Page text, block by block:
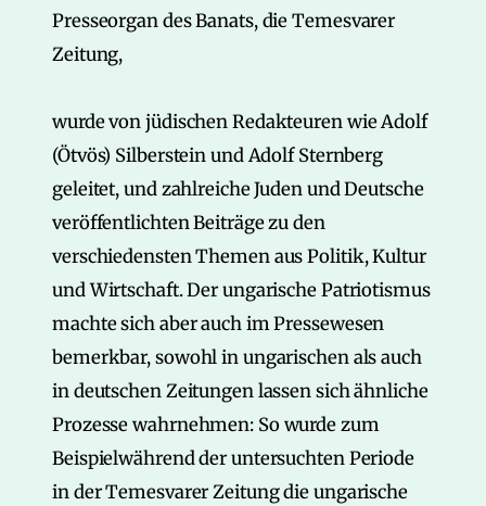
Presseorgan des Banats, die Temesvarer
Zeitung,
wurde von jüdischen Redakteuren wie Adolf
(Ötvös) Silberstein und Adolf Sternberg
geleitet, und zahlreiche Juden und Deutsche
veröffentlichten Beiträge zu den
verschiedensten Themen aus Politik, Kultur
und Wirtschaft. Der ungarische Patriotismus
machte sich aber auch im Pressewesen
bemerkbar, sowohl in ungarischen als auch
in deutschen Zeitungen lassen sich ähnliche
Prozesse wahrnehmen: So wurde zum
Beispielwährend der untersuchten Periode
in der Temesvarer Zeitung die ungarische